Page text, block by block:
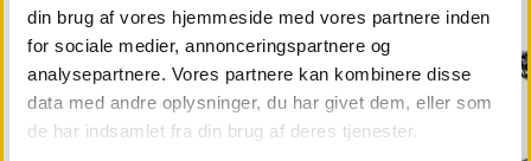
din brug af vores hjemmeside med vores partnere inden
for sociale medier, annonceringspartnere og
analysepartnere. Vores partnere kan kombinere disse
data med andre oplysninger, du har givet dem, eller som
de har indsamlet fra din brug af deres tjenester.